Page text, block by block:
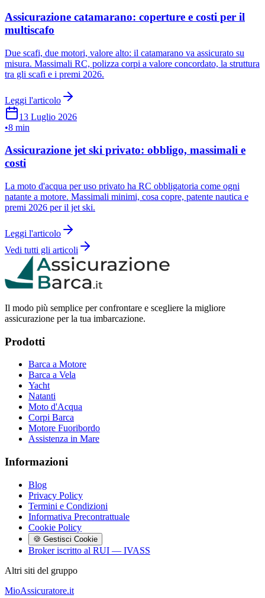
Assicurazione catamarano: coperture e costi per il
multiscafo
Due scafi, due motori, valore alto: il catamarano va assicurato su
misura. Massimali RC, polizza corpi a valore concordato, la struttura
tra gli scafi e i premi 2026.
Leggi l'articolo
13 Luglio 2026
•8 min
Assicurazione jet ski privato: obbligo, massimali e
costi
La moto d'acqua per uso privato ha RC obbligatoria come ogni
natante a motore. Massimali minimi, cosa copre, patente nautica e
premi 2026 per il jet ski.
Leggi l'articolo
Vedi tutti gli articoli
Il modo più semplice per confrontare e scegliere la migliore
assicurazione per la tua imbarcazione.
Prodotti
Barca a Motore
Barca a Vela
Yacht
Natanti
Moto d'Acqua
Corpi Barca
Motore Fuoribordo
Assistenza in Mare
Informazioni
Blog
Privacy Policy
Termini e Condizioni
Informativa Precontrattuale
Cookie Policy
🍪 Gestisci Cookie
Broker iscritto al RUI — IVASS
Altri siti del gruppo
MioAssicuratore.it